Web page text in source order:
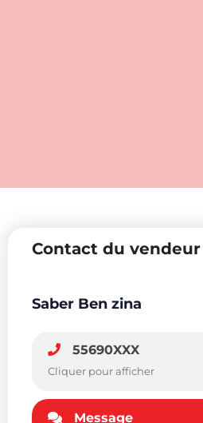
Contact du vendeur
Saber Ben zina
55690XXX
Cliquer pour afficher
Message